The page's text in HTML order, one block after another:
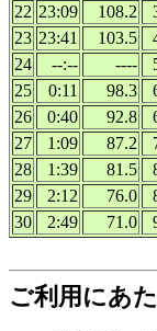
22 23:09 108.2
23 23:41 103.5
24
--:-- ----
25
0:11 98.3
26
0:40 92.8
27
1:09 87.2
28
1:39 81.5
29
2:12 76.0
30
2:49 71.0
ご利用にあ